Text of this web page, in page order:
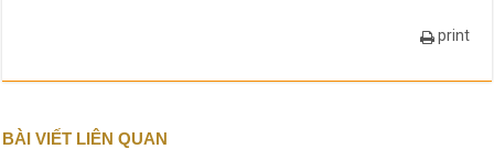
print
BÀI VIẾT LIÊN QUAN